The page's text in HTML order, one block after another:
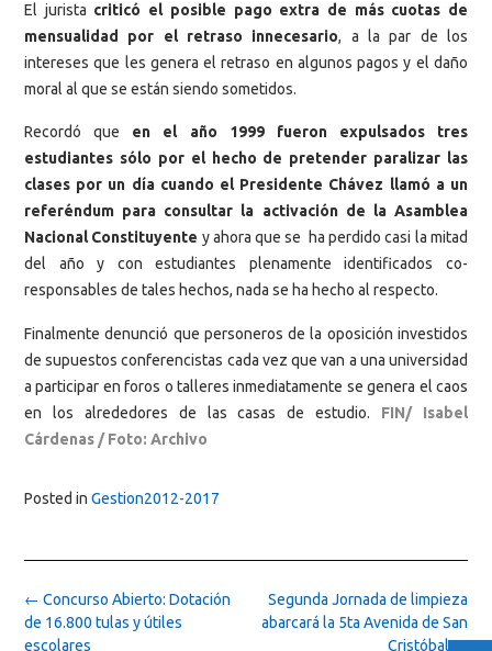
El jurista criticó el posible pago extra de más cuotas de
mensualidad por el retraso innecesario, a la par de los
intereses que les genera el retraso en algunos pagos y el daño
moral al que se están siendo sometidos.
Recordó que en el año 1999 fueron expulsados tres
estudiantes sólo por el hecho de pretender paralizar las
clases por un día cuando el Presidente Chávez llamó a un
referéndum para consultar la activación de la Asamblea
Nacional Constituyente y ahora que se ha perdido casi la mitad
del año y con estudiantes plenamente identificados co-
responsables de tales hechos, nada se ha hecho al respecto.
Finalmente denunció que personeros de la oposición investidos
de supuestos conferencistas cada vez que van a una universidad
a participar en foros o talleres inmediatamente se genera el caos
en los alrededores de las casas de estudio. FIN/ Isabel
Cárdenas / Foto: Archivo
Posted in Gestion2012-2017
Post
navigation
Segunda Jornada de limpieza
abarcará la 5ta Avenida de San
Cristóbal→
← Concurso Abierto: Dotación
de 16.800 tulas y útiles
escolares